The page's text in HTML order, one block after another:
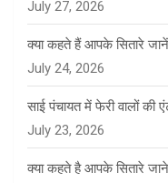
July 27, 2026
क्या कहते हैं आपके सितारे
July 24, 2026
साई पंचायत में फेरी वालों की
July 23, 2026
क्या कहते है आपके सितारे